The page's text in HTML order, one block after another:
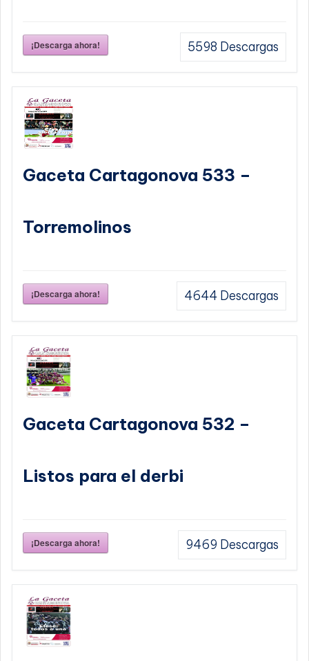
¡Descarga ahora! 5598 Descargas
Gaceta Cartagonova 533 –
Torremolinos
¡Descarga ahora! 4644 Descargas
Gaceta Cartagonova 532 –
Listos para el derbi
¡Descarga ahora! 9469 Descargas